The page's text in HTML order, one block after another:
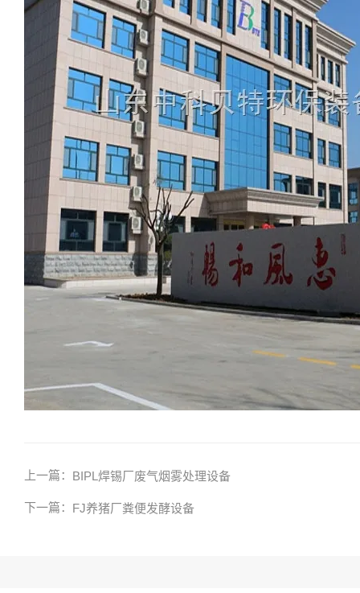
上一篇： BIPL焊锡厂废气烟雾处理设备
下一篇： FJ养猪厂粪便发酵设备